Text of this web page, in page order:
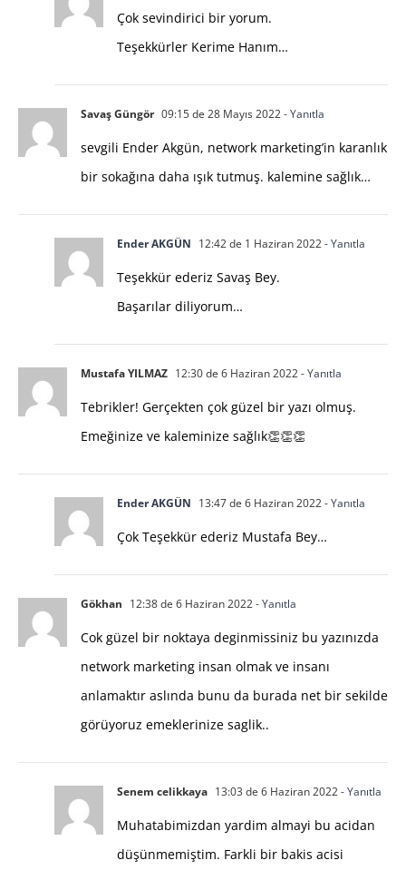
Çok sevindirici bir yorum.
Teşekkürler Kerime Hanım…
Savaş Güngör 09:15 de 28 Mayıs 2022- Yanıtla
sevgili Ender Akgün, network marketing’in karanlık
bir sokağına daha ışık tutmuş. kalemine sağlık…
Ender AKGÜN 12:42 de 1 Haziran 2022- Yanıtla
Teşekkür ederiz Savaş Bey.
Başarılar diliyorum…
Mustafa YILMAZ 12:30 de 6 Haziran 2022- Yanıtla
Tebrikler! Gerçekten çok güzel bir yazı olmuş.
Emeğinize ve kaleminize sağlık👏👏👏
Ender AKGÜN 13:47 de 6 Haziran 2022- Yanıtla
Çok Teşekkür ederiz Mustafa Bey…
Gökhan 12:38 de 6 Haziran 2022- Yanıtla
Cok güzel bir noktaya deginmissiniz bu yazınızda
network marketing insan olmak ve insanı
anlamaktır aslında bunu da burada net bir sekilde
görüyoruz emeklerinize saglik..
Senem celikkaya 13:03 de 6 Haziran 2022- Yanıtla
Muhatabimizdan yardim almayi bu acidan
düşünmemiştim. Farkli bir bakis acisi